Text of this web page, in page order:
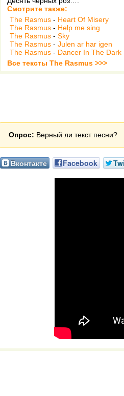
Смотрите также:
The Rasmus - Heart Of Misery
The Rasmus - Help me sing
The Rasmus - Sky
The Rasmus - Julen ar har igen
The Rasmus - Dancer In The Dark
Все тексты The Rasmus >>>
Опрос: Верный ли текст песни?
Вконтакте Facebook